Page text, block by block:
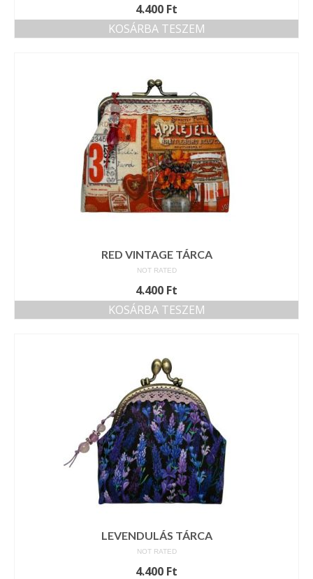
4.400 Ft
KOSÁRBA TESZEM
RED VINTAGE TÁRCA
NOT RATED
4.400 Ft
KOSÁRBA TESZEM
LEVENDULÁS TÁRCA
NOT RATED
4.400 Ft